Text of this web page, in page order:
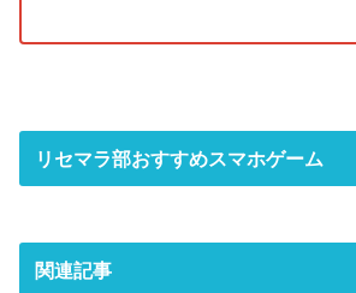
リセマラ部おすすめスマホゲーム
関連記事